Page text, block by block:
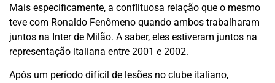
Mais especificamente, a conflituosa relação que o mesmo
teve com Ronaldo Fenômeno quando ambos trabalharam
juntos na Inter de Milão. A saber, eles estiveram juntos na
representação italiana entre 2001 e 2002.
Após um período difícil de lesões no clube italiano,